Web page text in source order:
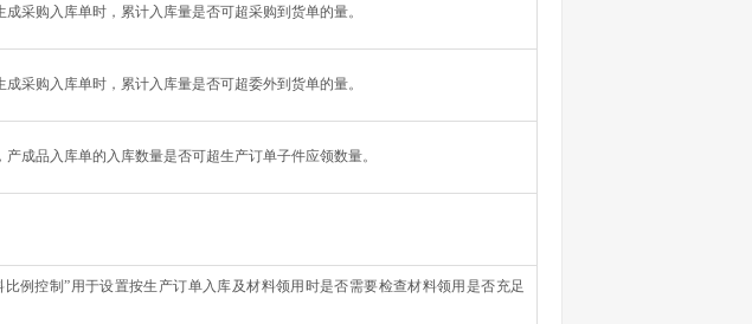
采购入库单时，累计入库量是否可超采购到货单的量。
采购入库单时，累计入库量是否可超委外到货单的量。
成品入库单的入库数量是否可超生产订单子件应领数量。
例控制”用于设置按生产订单入库及材料领用时是否需要检查材料领用是否充足